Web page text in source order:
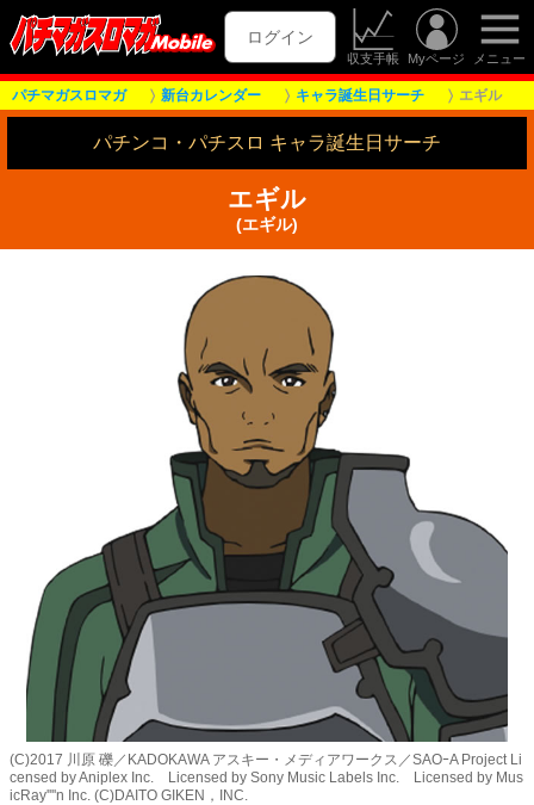
ログイン
収支手帳 Myページ メニュー
パチマガスロマガ 新台カレンダー キャラ誕生日サーチ エギル
パチンコ・パチスロ キャラ誕生日サーチ
エギル
(エギル)
(C)2017 川原 礫／KADOKAWA アスキー・メディアワークス／SAOｰA Project Li
censed by Aniplex Inc. Licensed by Sony Music Labels Inc. Licensed by Mus
icRay''''n Inc. (C)DAITO GIKEN，INC.